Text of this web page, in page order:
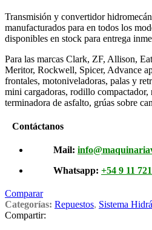
Transmisión y convertidor
manufacturados para en todos los
disponibles en stock para entrega
Para las marcas Clark, ZF, Allison,
Meritor, Rockwell, Spicer, Advance
frontales, motoniveladoras, palas y
mini cargadoras, rodillo
terminadora de asfalto, grúas sobre
Contáctanos
Mail:
Whatsapp: +54 9 11
Comparar
Categorías: Repuestos, Sistema
Compartir: